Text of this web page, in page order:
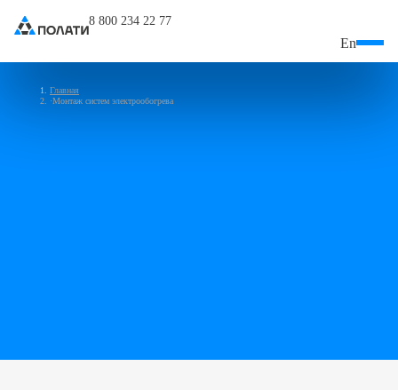
8 800 234 22 77
En
Главная
Монтаж систем электрообогрева